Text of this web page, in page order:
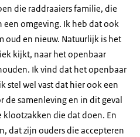
die raddraaiers familie, die
omgeving. Ik heb dat ook
oud en nieuw. Natuurlijk is het
kijkt, naar het openbaar
Ik vind dat het openbaar
stel wel vast dat hier ook een
samenleving en in dit geval
klootzakken die dat doen. En
dat zijn ouders die accepteren